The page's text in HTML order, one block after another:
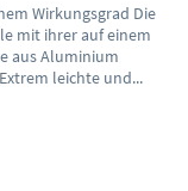
Wirkungsgrad Die
mit ihrer auf einem
aus Aluminium
leichte und...